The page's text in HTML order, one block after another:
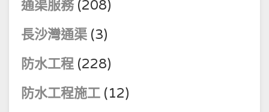
通渠服務(208)
長沙灣通渠 (3)
防水工程 (228)
防水工程施工 (12)